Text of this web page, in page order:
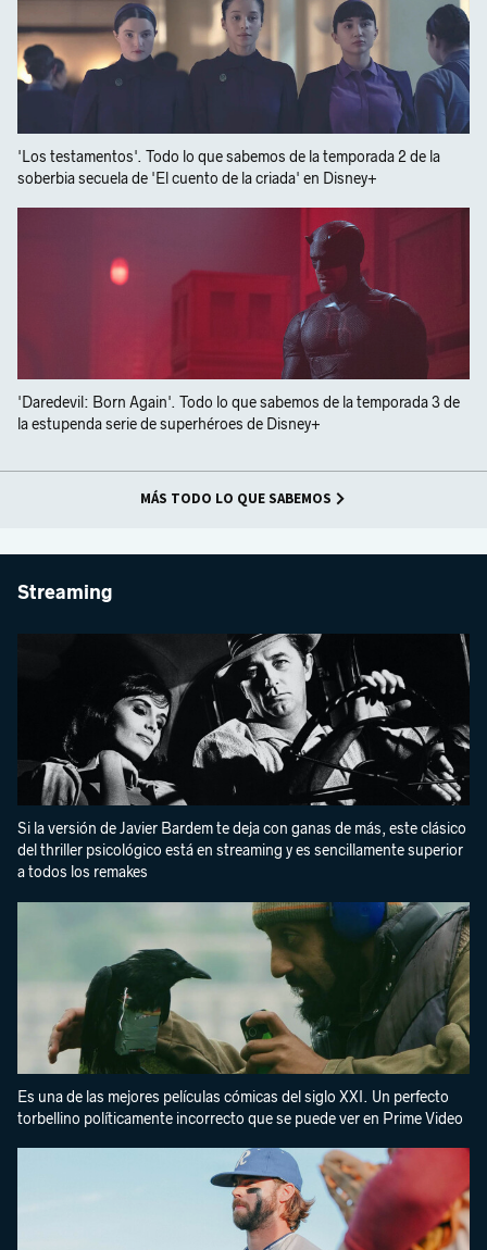
'Los testamentos'. Todo lo que sabemos de la temporada 2 de la
soberbia secuela de 'El cuento de la criada' en Disney+
'Daredevil: Born Again'. Todo lo que sabemos de la temporada 3 de
la estupenda serie de superhéroes de Disney+
MÁS TODO LO QUE SABEMOS
Streaming
Si la versión de Javier Bardem te deja con ganas de más, este clásico
del thriller psicológico está en streaming y es sencillamente superior
a todos los remakes
Es una de las mejores películas cómicas del siglo XXI. Un perfecto
torbellino políticamente incorrecto que se puede ver en Prime Video